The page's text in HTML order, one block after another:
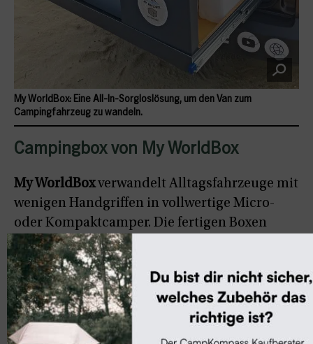
Campingbox von My WorldBox
My WorldBoxverwandelt Alltagsfahrzeuge mit
wenigen Handgriffen in vollwertige Micro-
oder Kompaktcamper. Die fertigen Boxen
bieten Stauraum, Schlaf- und
Kochmöglichkeiten sowie Wasser- und
Stromanschlüsse und sind sofort
einsatzbereit.
Zwei Varianten stehen zur Wahl: die
My WorldBox: Eine All-In-Sorgloslösung, um den Van zum
Campingfahrzeug zu wandeln.